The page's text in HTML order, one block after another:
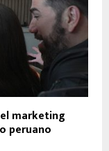
marketing
peruano